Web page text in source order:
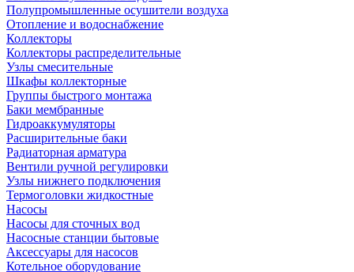
Полупромышленные осушители воздуха
Отопление и водоснабжение
Коллекторы
Коллекторы распределительные
Узлы смесительные
Шкафы коллекторные
Группы быстрого монтажа
Баки мембранные
Гидроаккумуляторы
Расширительные баки
Радиаторная арматура
Вентили ручной регулировки
Узлы нижнего подключения
Термоголовки жидкостные
Насосы
Насосы для сточных вод
Насосные станции бытовые
Аксессуары для насосов
Котельное оборудование